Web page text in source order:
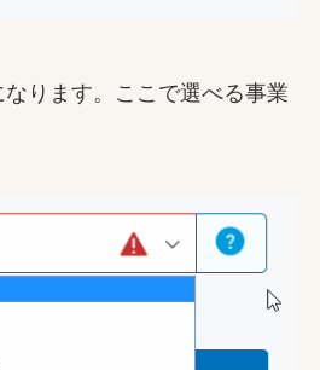
ります。ここで選べる事業